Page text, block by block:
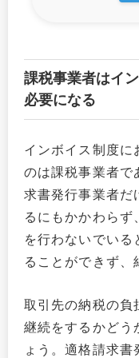
課税事業者はイ
必要になる
インボイス制度に
のは課税事業者で
求書発行事業者だ
るにもかかわらず
を行わないでいる
ることができず、
取引先の納税の負
継続をするかどう
ょう。適格請求